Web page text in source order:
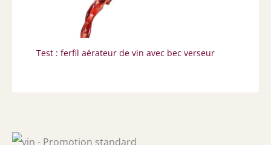
Test : ferfil aérateur de vin avec bec verseur